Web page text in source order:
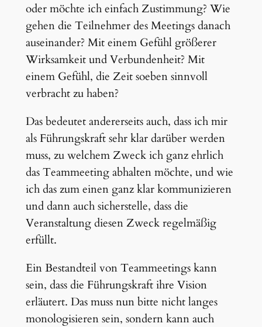
oder möchte ich einfach Zustimmung? Wie
gehen die Teilnehmer des Meetings danach
auseinander? Mit einem Gefühl größerer
Wirksamkeit und Verbundenheit? Mit
einem Gefühl, die Zeit soeben sinnvoll
verbracht zu haben?
Das bedeutet andererseits auch, dass ich mir
als Führungskraft sehr klar darüber werden
muss, zu welchem Zweck ich ganz ehrlich
das Teammeeting abhalten möchte, und wie
ich das zum einen ganz klar kommunizieren
und dann auch sicherstelle, dass die
Veranstaltung diesen Zweck regelmäßig
erfüllt.
Ein Bestandteil von Teammeetings kann
sein, dass die Führungskraft ihre Vision
erläutert. Das muss nun bitte nicht langes
monologisieren sein, sondern kann auch